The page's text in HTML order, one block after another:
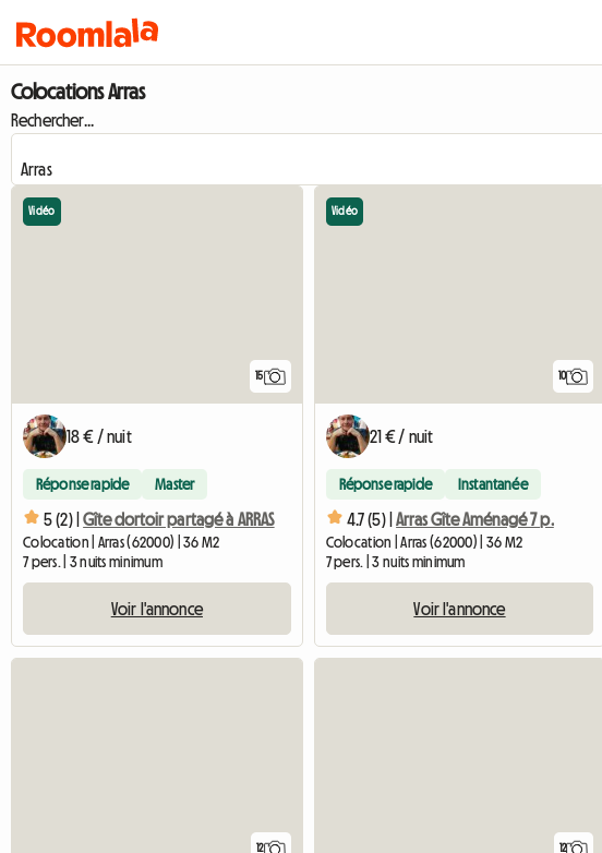
Colocations Arras
Rechercher...
15
Vidéo
18 € / nuit
Réponse rapide Master
5 (2) | Gîte dortoir partagé à ARRAS
Colocation | Arras (62000) | 36 M2
7 pers. | 3 nuits minimum
Voir l'annonce
10
Vidéo
21 € / nuit
Réponse rapide Instantanée
4.7 (5) | Arras Gîte Aménagé 7 p.
Colocation | Arras (62000) | 36 M2
7 pers. | 3 nuits minimum
Voir l'annonce
12 12